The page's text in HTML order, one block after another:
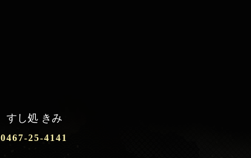
すし処 きみ
0467-25-4141